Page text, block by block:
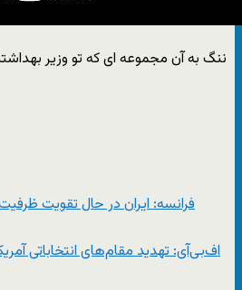
فرانسه: ایران در حال تقویت
اف‌بی‌آی: تهدید مقام‌های انتخاباتی